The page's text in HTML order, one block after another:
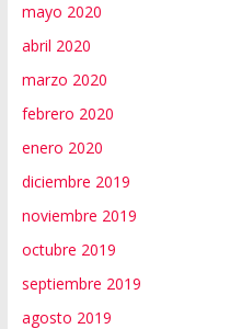
mayo 2020
abril 2020
marzo 2020
febrero 2020
enero 2020
diciembre 2019
noviembre 2019
octubre 2019
septiembre 2019
agosto 2019